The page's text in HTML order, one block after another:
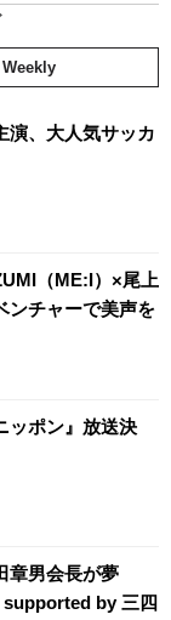
Weekly
演、大人気サッカ
（ME:I）×尾上
ンチャーで美声を
ッポン』放送決
章男会長が夢
supported by 三四